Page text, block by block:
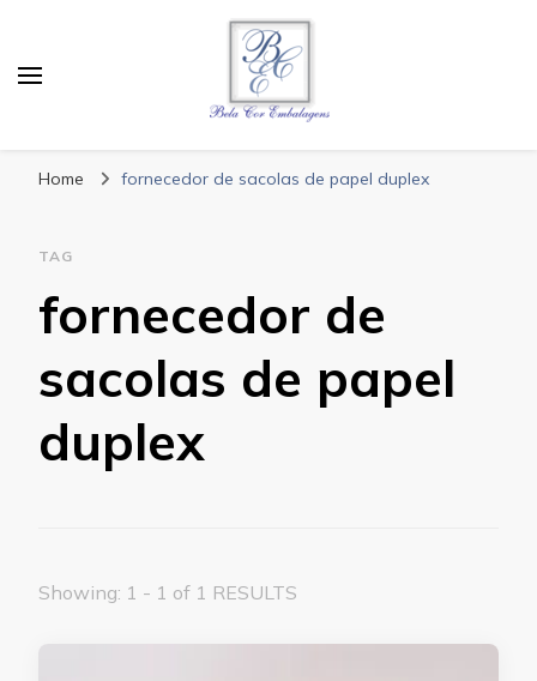
Home fornecedor de sacolas de papel duplex
TAG
fornecedor de
sacolas de papel
duplex
Showing: 1 - 1 of 1 RESULTS